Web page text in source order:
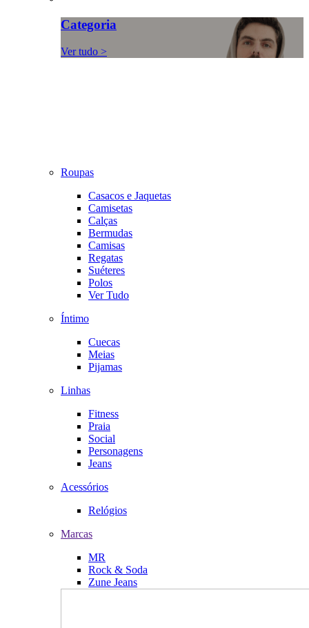
Categoria
Ver tudo >
Roupas
Casacos e Jaquetas
Camisetas
Calças
Bermudas
Camisas
Regatas
Suéteres
Polos
Ver Tudo
Íntimo
Cuecas
Meias
Pijamas
Linhas
Fitness
Praia
Social
Personagens
Jeans
Acessórios
Relógios
Marcas
MR
Rock & Soda
Zune Jeans